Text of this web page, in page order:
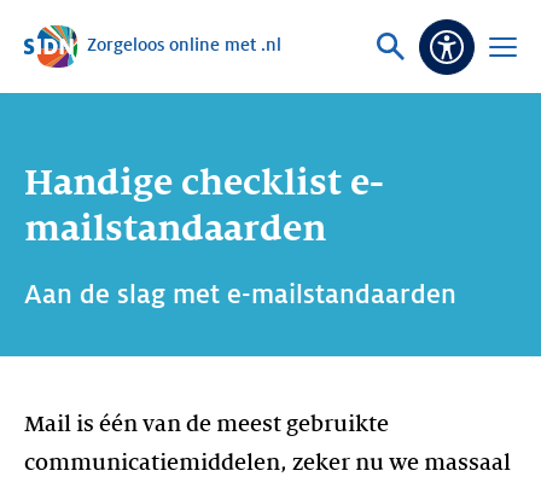
Sla navigatie over
Zorgeloos online met .nl
Vraag
Open
Handige checklist e-
mailstandaarden
Aan de slag met e-mailstandaarden
Mail is één van de meest gebruikte
communicatiemiddelen, zeker nu we massaal